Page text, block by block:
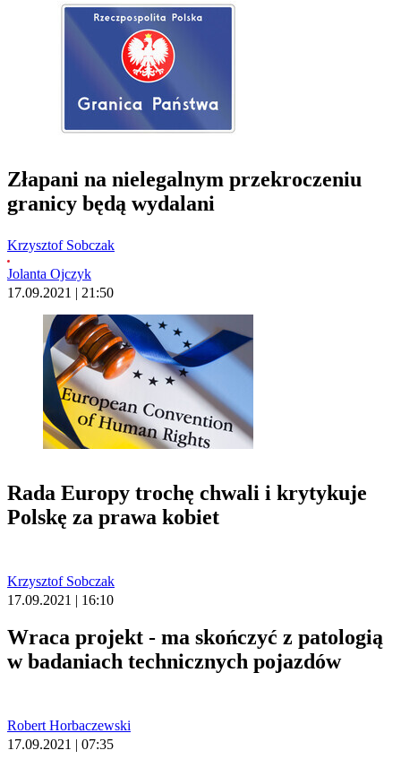
Złapani na nielegalnym przekroczeniu
granicy będą wydalani
Krzysztof Sobczak
Jolanta Ojczyk
17.09.2021 | 21:50
Rada Europy trochę chwali i krytykuje
Polskę za prawa kobiet
Krzysztof Sobczak
17.09.2021 | 16:10
Wraca projekt - ma skończyć z patologią
w badaniach technicznych pojazdów
Robert Horbaczewski
17.09.2021 | 07:35